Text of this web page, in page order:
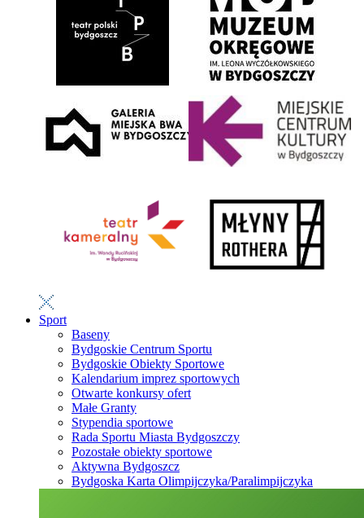
Sport
Baseny
Bydgoskie Centrum Sportu
Bydgoskie Obiekty Sportowe
Kalendarium imprez sportowych
Otwarte konkursy ofert
Małe Granty
Stypendia sportowe
Rada Sportu Miasta Bydgoszczy
Pozostałe obiekty sportowe
Aktywna Bydgoszcz
Bydgoska Karta Olimpijczyka/Paralimpijczyka